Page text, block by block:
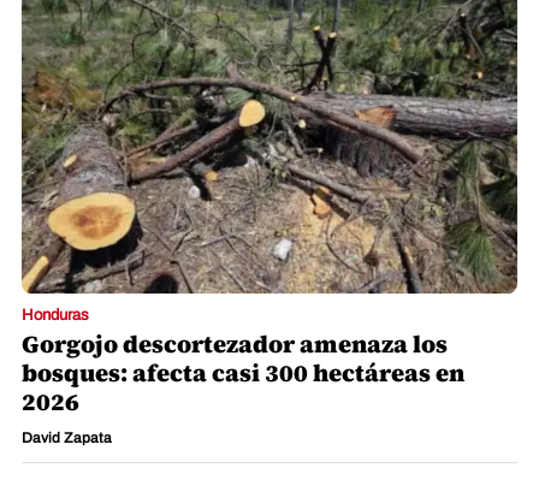
Honduras
Gorgojo descortezador amenaza los
bosques: afecta casi 300 hectáreas en
2026
David Zapata